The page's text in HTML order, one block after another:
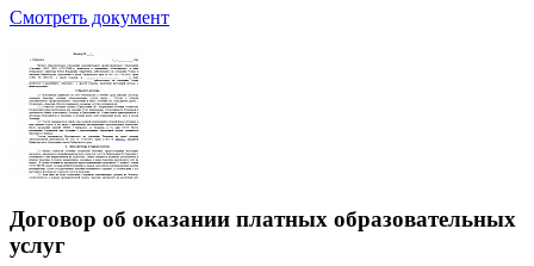
Смотреть документ
Договор об оказании платных образовательных
услуг